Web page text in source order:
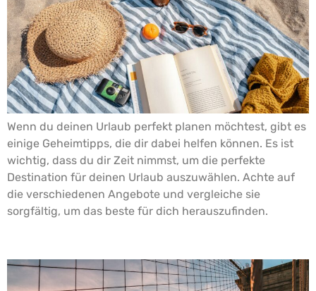
Wenn du deinen Urlaub perfekt planen möchtest, gibt es
einige Geheimtipps, die dir dabei helfen können. Es ist
wichtig, dass du dir Zeit nimmst, um die perfekte
Destination für deinen Urlaub auszuwählen. Achte auf
die verschiedenen Angebote und vergleiche sie
sorgfältig, um das beste für dich herauszufinden.